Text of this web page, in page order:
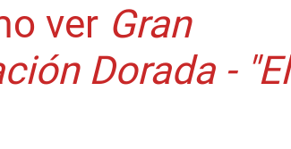
ver Gran
Dorada - "El